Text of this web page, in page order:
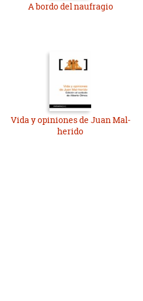
A bordo del naufragio
Vida y opiniones de Juan Mal-
herido